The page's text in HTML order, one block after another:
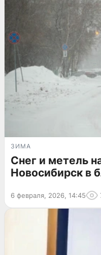
ЗИМА
Снег и метель
Новосибирск в
6 февраля, 2026, 14:45